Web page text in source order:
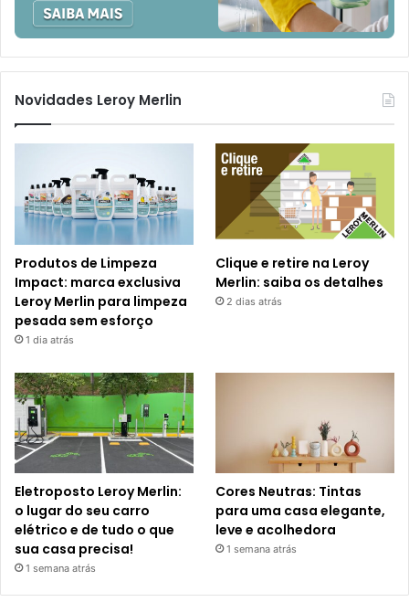
Novidades Leroy Merlin
Produtos de Limpeza
Impact: marca exclusiva
Leroy Merlin para limpeza
pesada sem esforço
1 dia atrás
Clique e retire na Leroy
Merlin: saiba os detalhes
2 dias atrás
Eletroposto Leroy Merlin:
o lugar do seu carro
elétrico e de tudo o que
sua casa precisa!
1 semana atrás
Cores Neutras: Tintas
para uma casa elegante,
leve e acolhedora
1 semana atrás